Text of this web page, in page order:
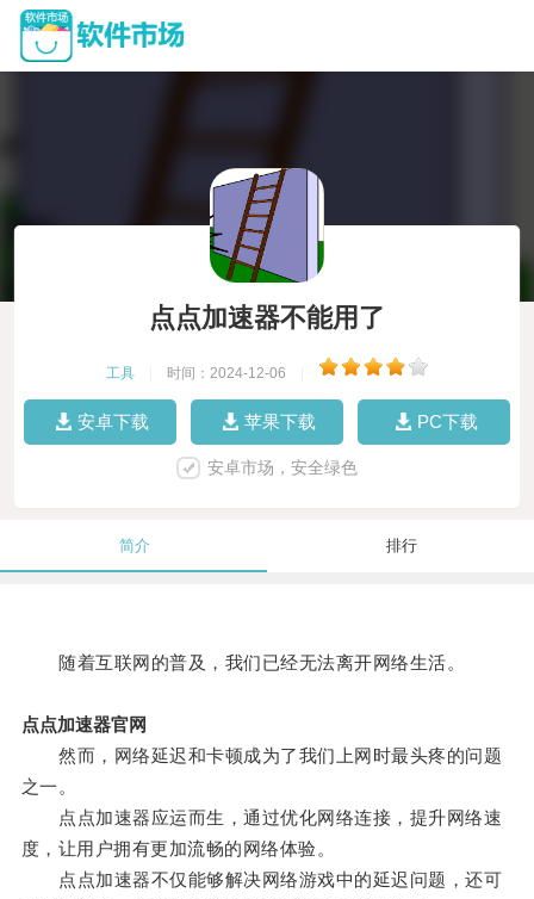
点点加速器不能用了
工具 时间：2024-12-06
安卓下载 苹果下载 PC下载
安卓市场，安全绿色
简介 排行
随着互联网的普及，我们已经无法离开网络生活。
点点加速器官网
然而，网络延迟和卡顿成为了我们上网时最头疼的问题
之一。
点点加速器应运而生，通过优化网络连接，提升网络速
度，让用户拥有更加流畅的网络体验。
点点加速器不仅能够解决网络游戏中的延迟问题，还可